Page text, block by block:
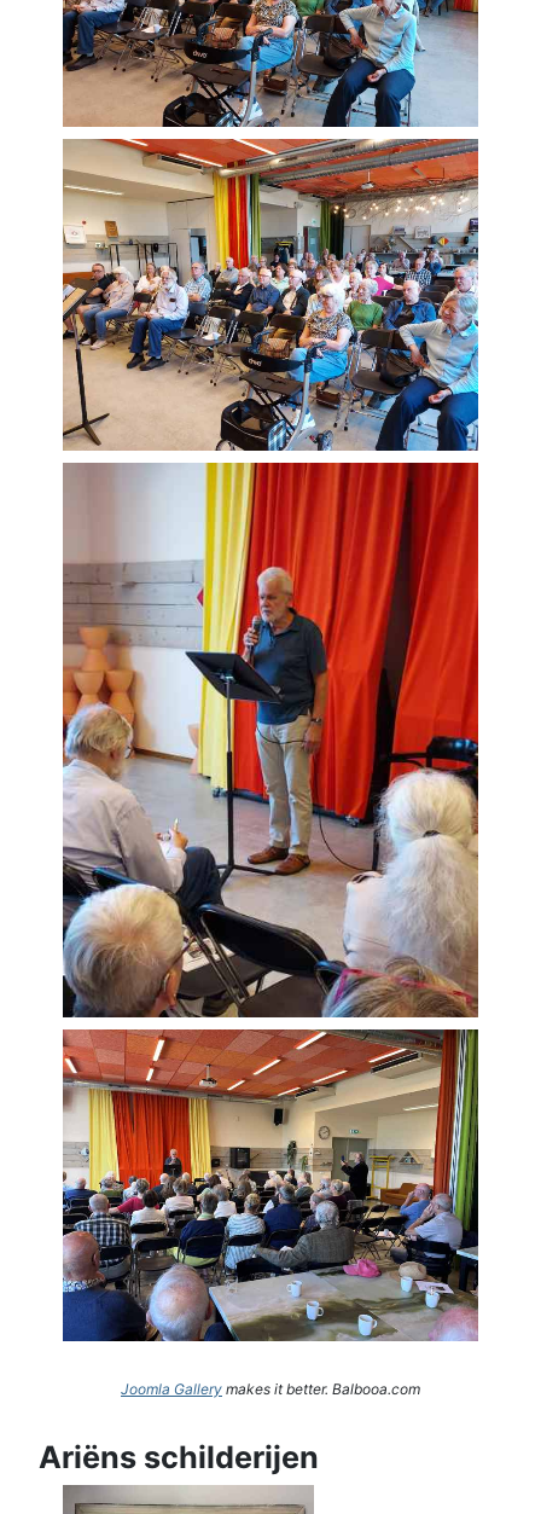
Joomla Gallery makes it better. Balbooa.com
Ariëns schilderijen